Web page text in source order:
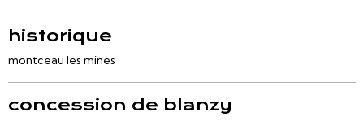
historique
montceau les mines
concession de blanzy